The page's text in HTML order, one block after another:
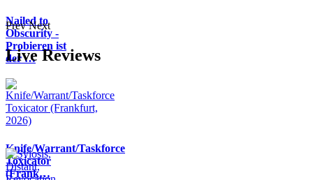
Nailed to
Obscurity -
Probieren ist
der …
Prev Next
Live Reviews
Knife/Warrant/Taskforce
Toxicator
(Frank…